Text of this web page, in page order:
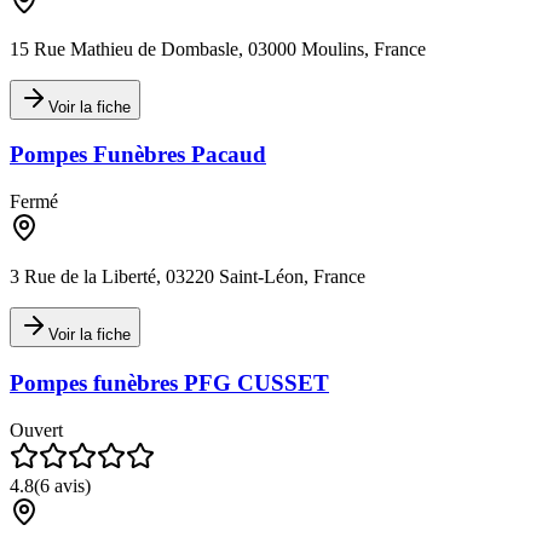
15 Rue Mathieu de Dombasle, 03000 Moulins, France
Voir la fiche
Pompes Funèbres Pacaud
Fermé
3 Rue de la Liberté, 03220 Saint-Léon, France
Voir la fiche
Pompes funèbres PFG CUSSET
Ouvert
4.8(6 avis)